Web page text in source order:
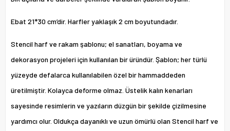
Ebat 21*30 cm’dir. Harfler yaklaşık 2 cm boyutundadır.
Stencil harf ve rakam şablonu; el sanatları, boyama ve
dekorasyon projeleri için kullanılan bir üründür. Şablon; her türlü
yüzeyde defalarca kullanılabilen özel bir hammaddeden
üretilmiştir. Kolayca deforme olmaz. Üstelik kalın kenarları
sayesinde resimlerin ve yazıların düzgün bir şekilde çizilmesine
yardımcı olur. Oldukça dayanıklı ve uzun ömürlü olan Stencil harf ve